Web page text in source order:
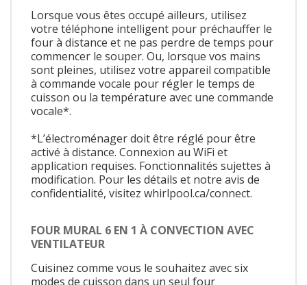
Lorsque vous êtes occupé ailleurs, utilisez
votre téléphone intelligent pour préchauffer le
four à distance et ne pas perdre de temps pour
commencer le souper. Ou, lorsque vos mains
sont pleines, utilisez votre appareil compatible
à commande vocale pour régler le temps de
cuisson ou la température avec une commande
vocale*.
*L’électroménager doit être réglé pour être
activé à distance. Connexion au WiFi et
application requises. Fonctionnalités sujettes à
modification. Pour les détails et notre avis de
confidentialité, visitez whirlpool.ca/connect.
FOUR MURAL 6 EN 1 À CONVECTION AVEC
VENTILATEUR
Cuisinez comme vous le souhaitez avec six
modes de cuisson dans un seul four